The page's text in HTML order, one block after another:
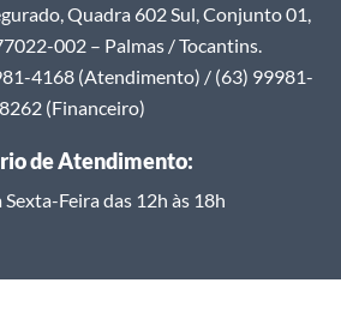
Quadra 602 Sul, Conjunto 01,
002 – Palmas / Tocantins.
4168 (Atendimento) / (63) 99981-
8262 (Financeiro)
de Atendimento:
Sexta-Feira das 12h às 18h